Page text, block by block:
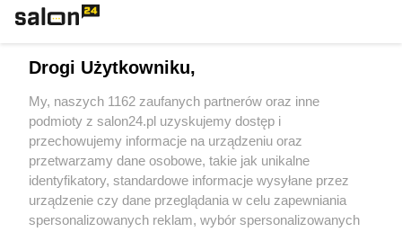
Sport
Społeczeństwo
Kultura
Drogi Użytkowniku,
My, naszych 1162 zaufanych partnerów oraz inne
podmioty z salon24.pl uzyskujemy dostęp i
przechowujemy informacje na urządzeniu oraz
przetwarzamy dane osobowe, takie jak unikalne
identyfikatory, standardowe informacje wysyłane przez
urządzenie czy dane przeglądania w celu zapewniania
spersonalizowanych reklam, wybór spersonalizowanych